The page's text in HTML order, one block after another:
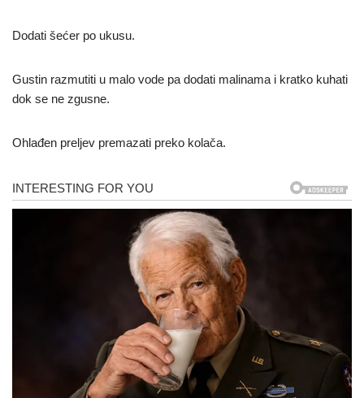
Dodati šećer po ukusu.
Gustin razmutiti u malo vode pa dodati malinama i kratko kuhati
dok se ne zgusne.
Ohlađen preljev premazati preko kolača.